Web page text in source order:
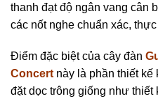
thanh đạt độ ngân vang cân
các nốt nghe chuẩn xác,
Điểm đặc biệt của cây đàn
Concert này là phần thiết
đặt dọc trông giống như thiết